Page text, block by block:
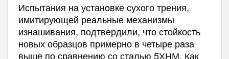
Испытания на установке сухого трения,
имитирующей реальные механизмы
изнашивания, подтвердили, что стойкость
новых образцов примерно в четыре раза
выше по сравнению со сталью 5ХНМ. Как